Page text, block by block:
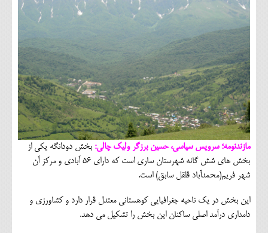
مازندنومه؛ سرویس سیاسی، حسین برزگر ولیک چالی: بخش دودانگه یکی از
بخش های شش گانه شهرستان ساری است که دارای 56 آبادی و مرکز آن
شهر فریم(محمدآباد قلقل سابق) است.
این بخش در یک ناحیه جغرافیایی کوهستانی معتدل قرار دارد و کشاورزی و
دامداری درآمد اصلی ساکنان این بخش را تشکیل می دهد.